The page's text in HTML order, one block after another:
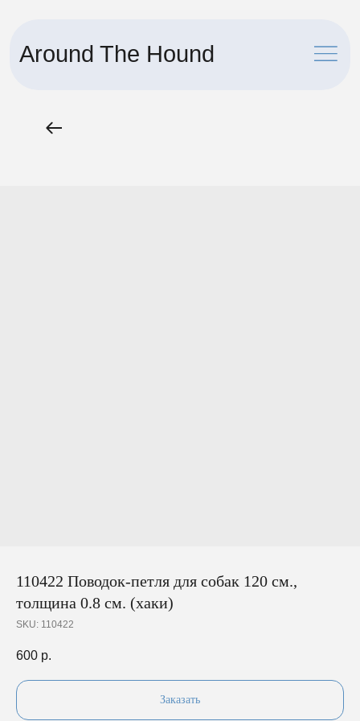
Around The Hound
110422 Поводок-петля для собак 120 см.,
толщина 0.8 см. (хаки)
SKU: 110422
600 р.
Заказать